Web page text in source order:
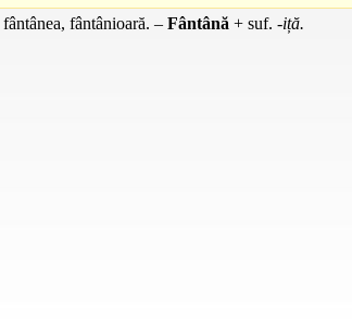
fântânea, fântânioară. – Fântână + suf. -iță.